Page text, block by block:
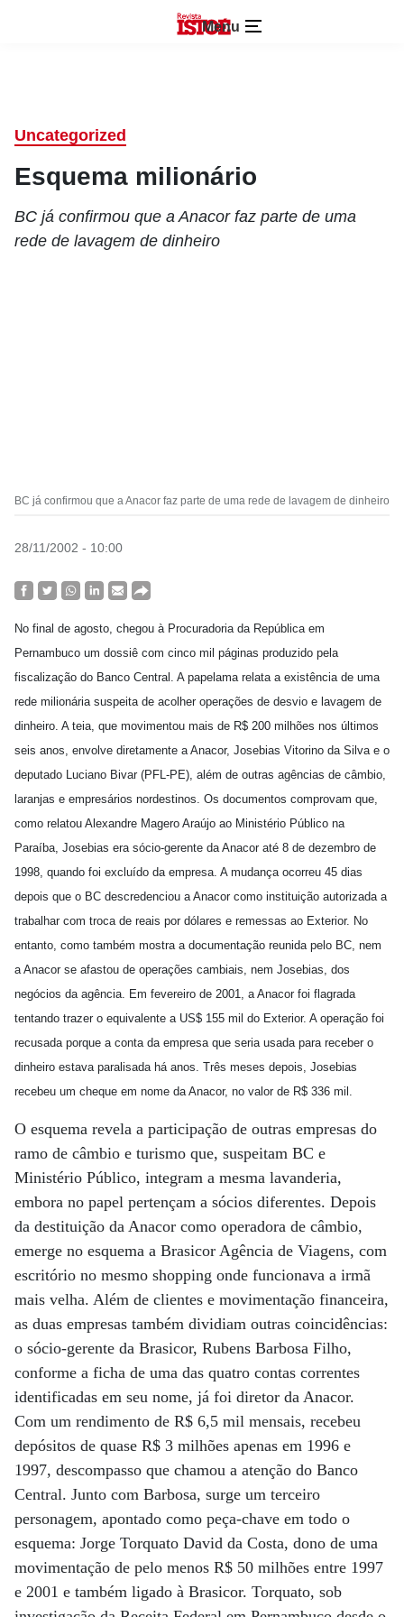
Menu
Uncategorized
Esquema milionário
BC já confirmou que a Anacor faz parte de uma
rede de lavagem de dinheiro
BC já confirmou que a Anacor faz parte de uma rede de lavagem de dinheiro
28/11/2002 - 10:00
No final de agosto, chegou à Procuradoria da República em
Pernambuco um dossiê com cinco mil páginas produzido pela
fiscalização do Banco Central. A papelama relata a existência de uma
rede milionária suspeita de acolher operações de desvio e lavagem de
dinheiro. A teia, que movimentou mais de R$ 200 milhões nos últimos
seis anos, envolve diretamente a Anacor, Josebias Vitorino da Silva e o
deputado Luciano Bivar (PFL-PE), além de outras agências de câmbio,
laranjas e empresários nordestinos. Os documentos comprovam que,
como relatou Alexandre Magero Araújo ao Ministério Público na
Paraíba, Josebias era sócio-gerente da Anacor até 8 de dezembro de
1998, quando foi excluído da empresa. A mudança ocorreu 45 dias
depois que o BC descredenciou a Anacor como instituição autorizada a
trabalhar com troca de reais por dólares e remessas ao Exterior. No
entanto, como também mostra a documentação reunida pelo BC, nem
a Anacor se afastou de operações cambiais, nem Josebias, dos
negócios da agência. Em fevereiro de 2001, a Anacor foi flagrada
tentando trazer o equivalente a US$ 155 mil do Exterior. A operação foi
recusada porque a conta da empresa que seria usada para receber o
dinheiro estava paralisada há anos. Três meses depois, Josebias
recebeu um cheque em nome da Anacor, no valor de R$ 336 mil.
O esquema revela a participação de outras empresas do
ramo de câmbio e turismo que, suspeitam BC e
Ministério Público, integram a mesma lavanderia,
embora no papel pertençam a sócios diferentes. Depois
da destituição da Anacor como operadora de câmbio,
emerge no esquema a Brasicor Agência de Viagens, com
escritório no mesmo shopping onde funcionava a irmã
mais velha. Além de clientes e movimentação financeira,
as duas empresas também dividiam outras coincidências:
o sócio-gerente da Brasicor, Rubens Barbosa Filho,
conforme a ficha de uma das quatro contas correntes
identificadas em seu nome, já foi diretor da Anacor.
Com um rendimento de R$ 6,5 mil mensais, recebeu
depósitos de quase R$ 3 milhões apenas em 1996 e
1997, descompasso que chamou a atenção do Banco
Central. Junto com Barbosa, surge um terceiro
personagem, apontado como peça-chave em todo o
esquema: Jorge Torquato David da Costa, dono de uma
movimentação de pelo menos R$ 50 milhões entre 1997
e 2001 e também ligado à Brasicor. Torquato, sob